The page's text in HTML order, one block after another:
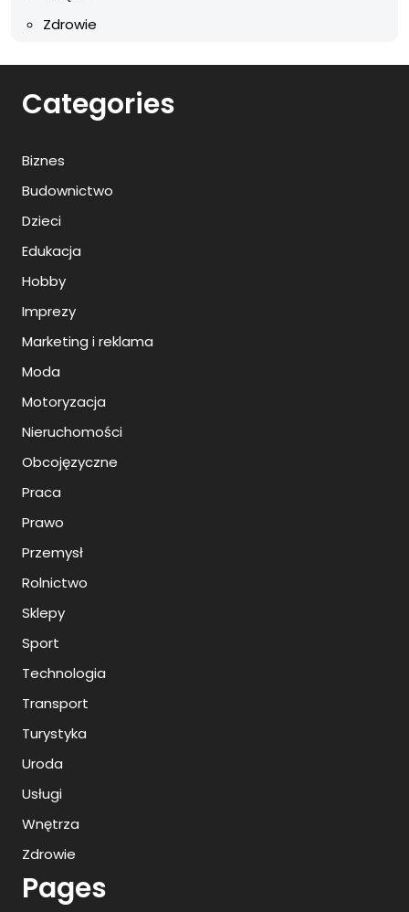
Zdrowie
Categories
Biznes
Budownictwo
Dzieci
Edukacja
Hobby
Imprezy
Marketing i reklama
Moda
Motoryzacja
Nieruchomości
Obcojęzyczne
Praca
Prawo
Przemysł
Rolnictwo
Sklepy
Sport
Technologia
Transport
Turystyka
Uroda
Usługi
Wnętrza
Zdrowie
Pages